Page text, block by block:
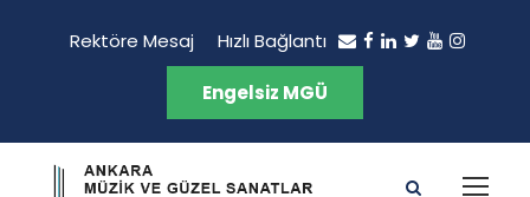
Rektöre Mesaj Hızlı Bağlantı
Engelsiz MGÜ